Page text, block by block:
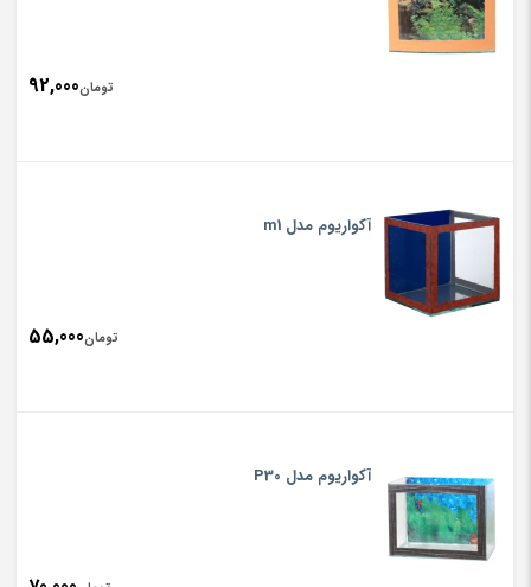
تومان92,000
آکواریوم مدل m1
تومان55,000
آکواریوم مدل P30